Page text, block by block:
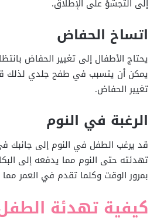
إلى التجشؤ على الإطلاق.
اتساخ الحفاض
يحتاج الأطفال إلى تغيير الحفاض
يمكن أن يتسبب في طفح جلدي لذلك
تغيير الحفاض.
الرغبة في النوم
قد يرغب الطفل في النوم إلى جانبك
تهدئته حتى النوم مما يدفعه إلى
بمرور الوقت وكلما تقدم في العمر مما
كيفية تهدئة